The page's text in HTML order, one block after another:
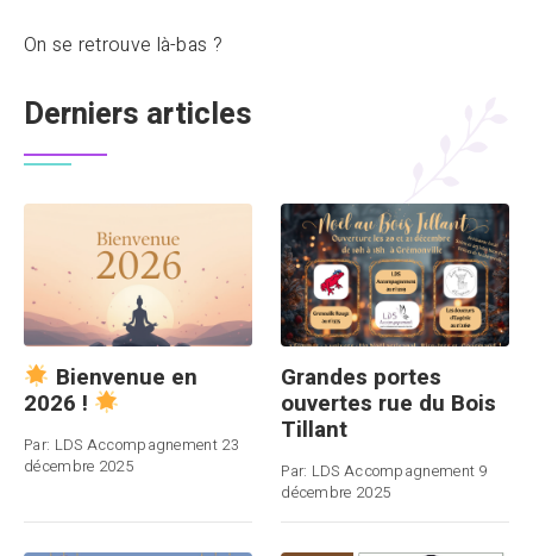
On se retrouve là-bas ?
Derniers articles
Bienvenue en
2026 !
Par: LDS Accompagnement 23
décembre 2025
Grandes portes
ouvertes rue du Bois
Tillant
Par: LDS Accompagnement 9
décembre 2025